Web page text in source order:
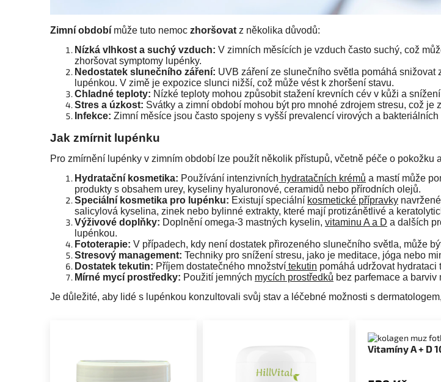
Zimní období může tuto nemoc zhoršovat z několika důvodů:
Nízká vlhkost a suchý vzduch: V zimních měsících je vzduch často suchý, což
zhoršovat symptomy lupénky.
Nedostatek slunečního záření: UVB záření ze slunečního světla pomáhá
lupénkou. V zimě je expozice slunci nižší, což může vést k zhoršení stavu.
Chladné teploty: Nízké teploty mohou způsobit stažení krevních cév v kůži a
Stres a úzkost: Svátky a zimní období mohou být pro mnohé zdrojem stresu, což je
Infekce: Zimní měsíce jsou často spojeny s vyšší prevalencí virových a
Jak zmírnit lupénku
Pro zmírnění lupénky v zimním období lze použít několik přístupů, včetně péče o pokožku
Hydratační kosmetika: Používání intenzivních hydratačních krémů a mastí může
produkty s obsahem urey, kyseliny hyaluronové, ceramidů nebo přírodních olejů.
Speciální kosmetika pro lupénku: Existují speciální kosmetické přípravky
salicylová kyselina, zinek nebo bylinné extrakty, které mají protizánětlivé a
Výživové doplňky: Doplnění omega-3 mastných kyselin, vitaminu A a D a dalších
lupénkou.
Fototerapie: V případech, kdy není dostatek přirozeného slunečního světla, může
Stresový management: Techniky pro snížení stresu, jako je meditace, jóga nebo
Dostatek tekutin: Příjem dostatečného množství tekutin pomáhá udržovat hydrataci
Mírné mycí prostředky: Použití jemných mycích prostředků bez parfemace a
Je důležité, aby lidé s lupénkou konzultovali svůj stav a léčebné možnosti s
Vitamíny A + D